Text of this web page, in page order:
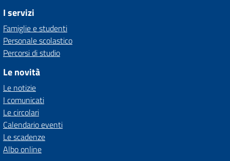
I servizi
Famiglie e studenti
Personale scolastico
Percorsi di studio
Le novità
Le notizie
I comunicati
Le circolari
Calendario eventi
Le scadenze
Albo online